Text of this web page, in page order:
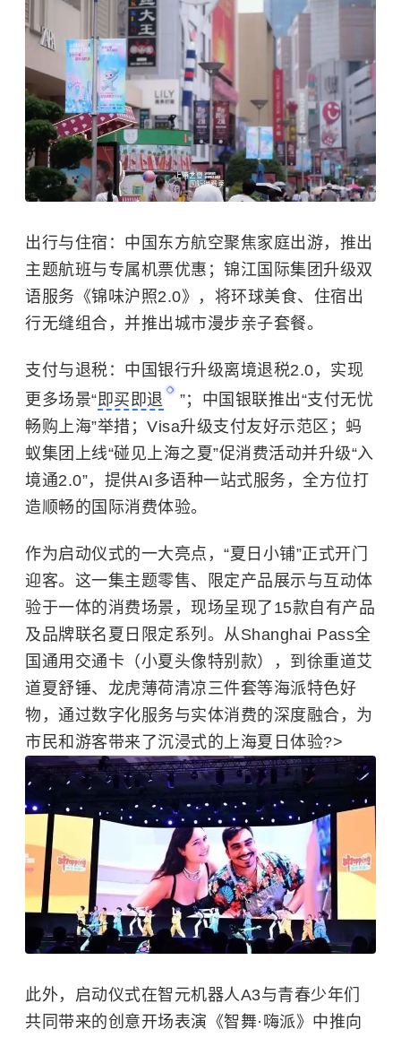
出行与住宿 ：中国东方航空聚焦家庭出游，推出
主题航班与专属机票优惠； 锦江国际集团 升级双
语服务《锦味沪照2.0》，将环球美食、住宿出
行无缝组合，并推出城市漫步亲子套餐。
支付与退税 ：中国银行升级离境退税2.0，实现
更多场景“即买即退
”；中国银联推出“支付无忧
畅购上海”举措；Visa升级支付友好示范区；蚂
蚁集团上线“碰见上海之夏”促消费活动并升级“入
境通2.0”，提供AI多语种一站式服务，全方位打
造顺畅的国际消费体验。
作为启动仪式的一大亮点，“夏日小铺”正式开门
迎客。这一集主题零售、限定产品展示与互动体
验于一体的消费场景，现场呈现了15款自有产品
及品牌联名夏日限定系列。从Shanghai Pass全
国通用交通卡（小夏头像特别款），到徐重道艾
道夏舒锤、龙虎薄荷清凉三件套等海派特色好
物，通过数字化服务与实体消费的深度融合，为
市民和游客带来了沉浸式的上海夏日体验?>
此外，启动仪式在智元机器人A3与青春少年们
共同带来的创意开场表演《智舞·嗨派》中推向